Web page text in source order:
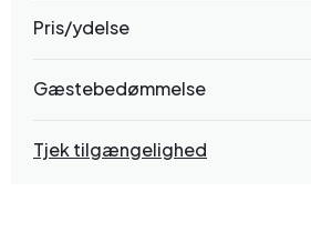
Pris/ydelse
Gæstebedømmelse
Tjek tilgængelighed